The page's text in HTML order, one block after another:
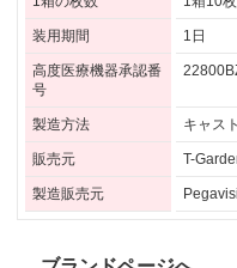
装用期間 1日
高度医療機器承認番
号
製造方法 キャス
販売元 T-
製造販売元